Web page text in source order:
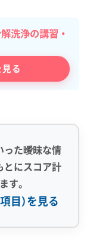
洗浄の講習・
る
った曖昧な情
とにスコア計
す。
目）を見る